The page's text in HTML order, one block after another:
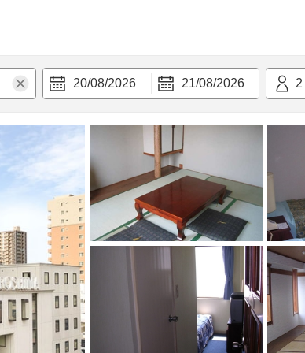
20/08/2026 21/08/2026 2